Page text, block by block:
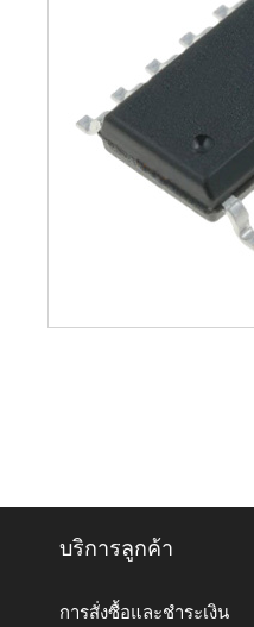
บริการลูกค้า
การสั่งซื้อและชำระเงิน